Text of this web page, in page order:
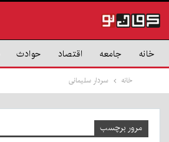
خانه جامعه اقتصاد حوادث
خانه سردار سلیمانی
مرور برچسب